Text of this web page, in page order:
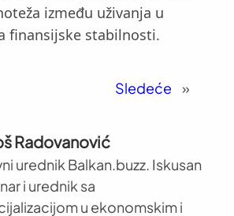
između uživanja u
finansijske stabilnosti.
Sledeće »
Radovanović
urednik Balkan.buzz. Iskusan
i urednik sa
u ekonomskim i